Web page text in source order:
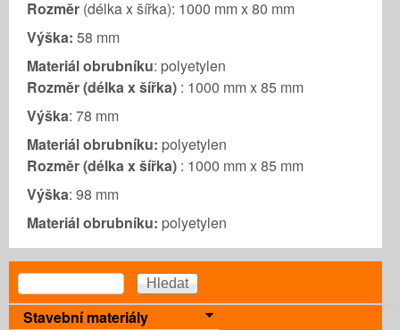
Rozměr (délka x šířka): 1000 mm x 80 mm
Výška: 58 mm
Materiál obrubníku: polyetylen
Rozměr (délka x šířka) : 1000 mm x 85 mm
Výška: 78 mm
Materiál obrubníku: polyetylen
Rozměr (délka x šířka) : 1000 mm x 85 mm
Výška: 98 mm
Materiál obrubníku: polyetylen
Vyhledávání
Hledat
Stavební materiály